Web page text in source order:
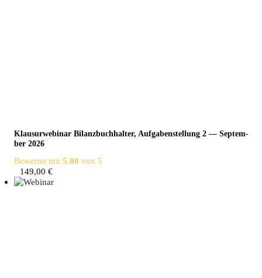
Klau­sur­web­i­nar Bilanz­buch­hal­ter, Auf­ga­ben­stel­lung 2 — Sep­tem­
ber 2026
Bewertet mit 5.00 von 5
149,00 €